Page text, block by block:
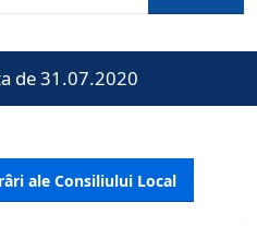
de 31.07.2020
ale Consiliului Local